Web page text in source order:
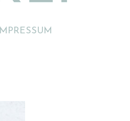
IMPRESSUM